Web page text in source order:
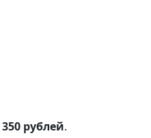
350 рублей.